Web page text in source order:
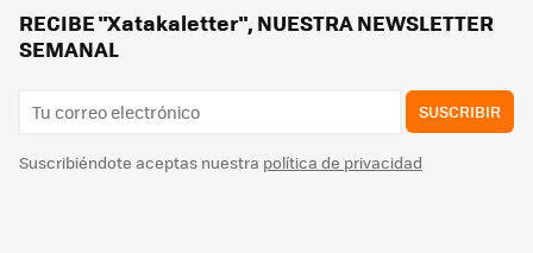
RECIBE "Xatakaletter", NUESTRA NEWSLETTER
SEMANAL
SUSCRIBIR
Suscribiéndote aceptas nuestra política de privacidad